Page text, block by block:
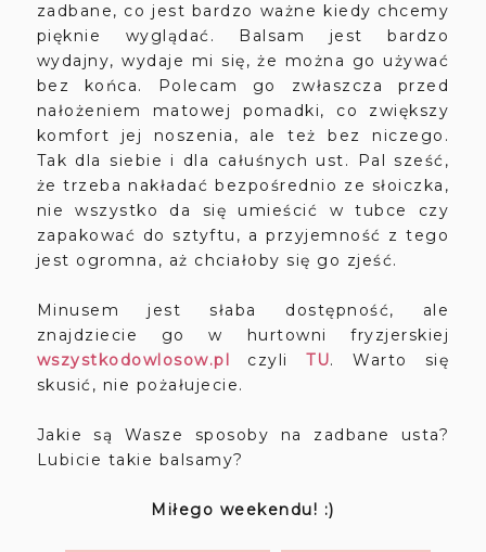
zadbane, co jest bardzo ważne kiedy chcemy
pięknie wyglądać. Balsam jest bardzo
wydajny, wydaje mi się, że można go używać
bez końca. Polecam go zwłaszcza przed
nałożeniem matowej pomadki, co zwiększy
komfort jej noszenia, ale też bez niczego.
Tak dla siebie i dla całuśnych ust. Pal sześć,
że trzeba nakładać bezpośrednio ze słoiczka,
nie wszystko da się umieścić w tubce czy
zapakować do sztyftu, a przyjemność z tego
jest ogromna, aż chciałoby się go zjeść.
Minusem jest słaba dostępność, ale
znajdziecie go w hurtowni fryzjerskiej
wszystkodowlosow.pl czyli TU. Warto się
skusić, nie pożałujecie.
Jakie są Wasze sposoby na zadbane usta?
Lubicie takie balsamy?
Miłego weekendu! :)